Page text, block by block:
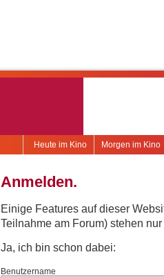
Morgen im Kino
Heute im Kino
Anmelden.
Einige Features auf dieser
Teilnahme am Forum) stehen
Ja, ich bin schon dabei:
Benutzername